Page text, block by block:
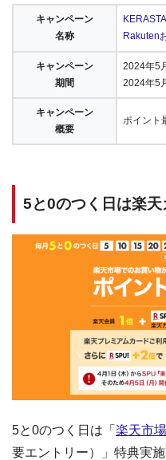
キャンペーン
名称
Rakuten
キャンペーン
期間
2024年5
2024年5
キャンペーン
概要
ポイント
5と0のつく日は楽
5と0のつく日は「 楽天市
要エントリー）」特典実